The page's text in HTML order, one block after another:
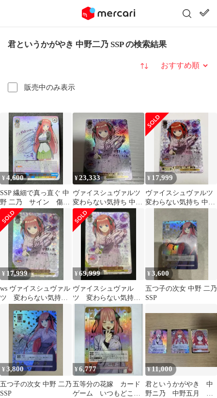
君というかがやき 中野二乃 SSP の検索結果
販売中のみ表示
並び替え
¥4,600
SSP 繊細で真っ直ぐ 中
野 二乃 サイン 傷あ
り
¥23,333
ヴァイスシュヴァルツ
変わらない気持ち 中野
二乃 SSP サイン
¥ 17,999
ヴァイスシュヴァルツ
変わらない気持ち 中野
¥ 17,999
ws ヴァイスシュヴァル
ツ 変わらない気持
¥69,999
ヴァイスシュヴァル
ツ 変わらない気持
ち 中野二乃 SSP 3枚
セット
¥3,600
五つ子の次女 中野 二乃
SSP
¥3,800
五つ子の次女 中野 二乃
SSP
¥6,777
五等分の花嫁 カード
ゲーム いつもどこで
¥11,000
君というかがやき 中
野ニ乃 中野五月